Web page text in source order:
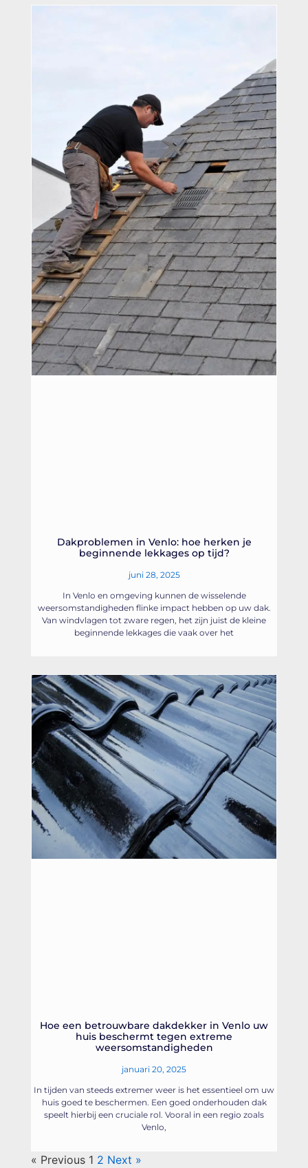
Dakproblemen in Venlo: hoe herken je
beginnende lekkages op tijd?
juni 28, 2025
In Venlo en omgeving kunnen de wisselende
weersomstandigheden flinke impact hebben op uw dak.
Van windvlagen tot zware regen, het zijn juist de kleine
beginnende lekkages die vaak over het
Hoe een betrouwbare dakdekker in Venlo uw
huis beschermt tegen extreme
weersomstandigheden
januari 20, 2025
In tijden van steeds extremer weer is het essentieel om uw
huis goed te beschermen. Een goed onderhouden dak
speelt hierbij een cruciale rol. Vooral in een regio zoals
Venlo,
« Previous 1 2 Next »